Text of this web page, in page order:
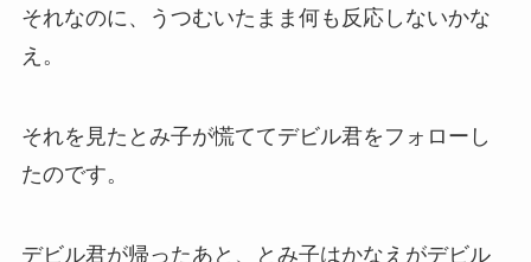
それなのに、うつむいたまま何も反応しないかな
え。
それを見たとみ子が慌ててデビル君をフォローし
たのです。
デビル君が帰ったあと、とみ子はかなえがデビル